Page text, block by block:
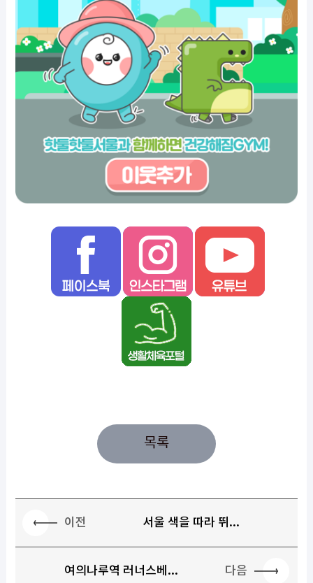
목록
이전 서울 색을 따라 뛰...
여의나루역 러너스베... 다음